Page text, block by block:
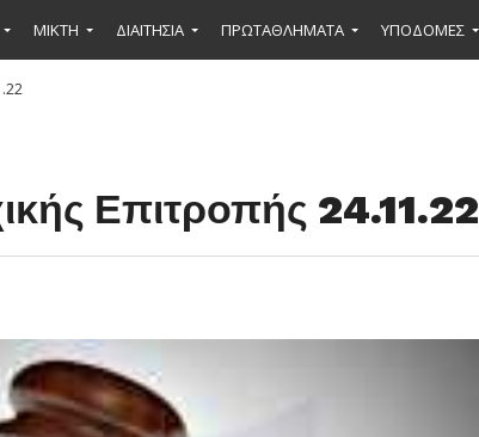
ΜΙΚΤΉ ΔΙΑΙΤΗΣΙΑ ΠΡΩΤΑΘΛΗΜΑΤΑ ΥΠΟΔΟΜΕΣ
Επιτροπής 24.11.22